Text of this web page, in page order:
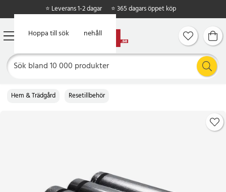
Hoppa till huvudinnehåll
Hoppa till sök
⭐ Leverans 1-2 dagar ⭐ 365 dagars öppet köp
Hem & Trädgård Resetillbehör